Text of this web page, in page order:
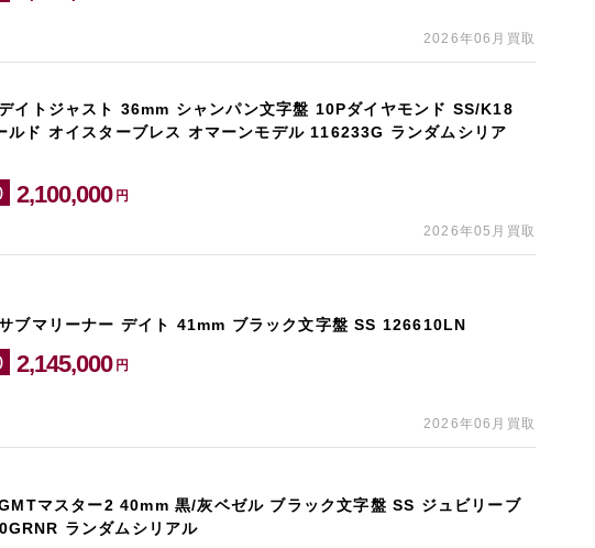
2026年06月買取
イトジャスト 36mm シャンパン文字盤 10Pダイヤモンド SS/K18
ルド オイスターブレス オマーンモデル 116233G ランダムシリア
2,100,000 円
2026年05月買取
ブマリーナー デイト 41mm ブラック文字盤 SS 126610LN
2,145,000 円
2026年06月買取
マスター2 40mm 黒/灰ベゼル ブラック文字盤 SS ジュビリーブ
ランダムシリアル